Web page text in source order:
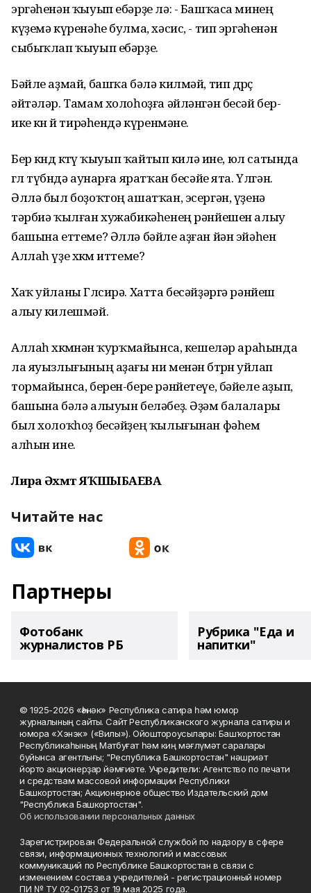
эргәһенән ҡыуып ебәрҙе лә: - Башҡаса минең
күҙемә күренәһе булма, хәсис, - тип эргәһенән
сыбыҡлап ҡыуып ебәрҙе.
Бәйле аҙмай, башҡа бәлә килмәй, тип дөрөҫ
әйтәләр. Тамам холоһоҙға әйләнгән бесәй бер-
ике көн өй тирәһендә күренмәне.
Бер көндө көтөү ҡыуып ҡайтып килә ине, юл сатында
гөл түбөндә аунарға яратҡан бесәйе ята. Үлгән.
Әллә был боҙоҡтоң ашатҡан, эсергән, үҙенә
тәрбиә ҡылған хужабикәһенең рәнйешен алыу
башына еттеме? Әллә бәйле аҙған йән эйәһен
Аллаһ үҙе хөкөм иттеме?
Хаҡ уйланы Гөлсирә. Хатта бесәйҙәргә рәнйеш
алыу килешмәй.
Аллаһ хөкөмөнән ҡурҡмайынса, кешеләр араһында
ла яуызлығының аҙағы ни менән бөтөрөн уйлап
тормайынса, берен-бере рәнйетеүе, бәйеле аҙып,
башына бәлә алыуын беләбеҙ. Әҙәм балалары
был холоҡһоҙ бесәйҙең ҡылығынан фәһем
алһын ине.
Лира Әхмәт ЯҠШЫБАЕВА
Читайте нас
Партнеры
Фотобанк
журналистов РБ
Рубрика "Еда и
напитки"
© 1925-2026 «Һәнәк» Республика сатира һәм юмор
журналының сайты. Сайт Республиканского журнала сатиры и
юмора «Хэнэк» («Вилы»). Ойоштороусылары: Башҡортостан
Республикаһының Матбуғат һәм киң мәғлүмәт саралары
буйынса агентлығы; "Республика Башкортостан" нәшриәт
йорто акционерҙар йәмғиәте. Учредители: Агентство по печати
и средствам массовой информации Республики
Башкортостан; Акционерное общество Издательский дом
"Республика Башкортостан".
Об использовании персональных данных
Зарегистрирован Федеральной службой по надзору в сфере
связи, информационных технологий и массовых
коммуникаций по Республике Башкортостан в связи с
изменением состава учредителей - регистрационный номер
ПИ № ТУ 02-01753 от 19 мая 2025 года.